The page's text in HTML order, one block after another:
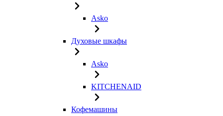
Asko
Духовые шкафы
Asko
KITCHENAID
Кофемашины